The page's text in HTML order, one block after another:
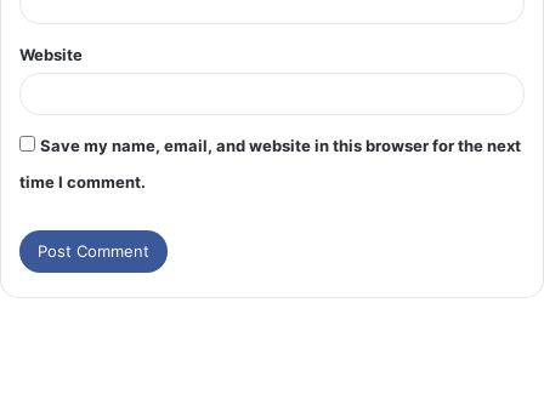
Website
Save my name, email, and website in this browser for the next
time I comment.